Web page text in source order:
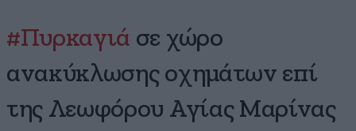
#Πυρκαγιά σε χώρο
ανακύκλωσης οχημάτων επί
της Λεωφόρου Αγίας Μαρίνας